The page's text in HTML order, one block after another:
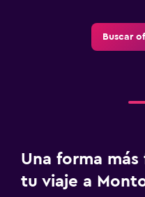
Buscar
Una forma
tu viaje a